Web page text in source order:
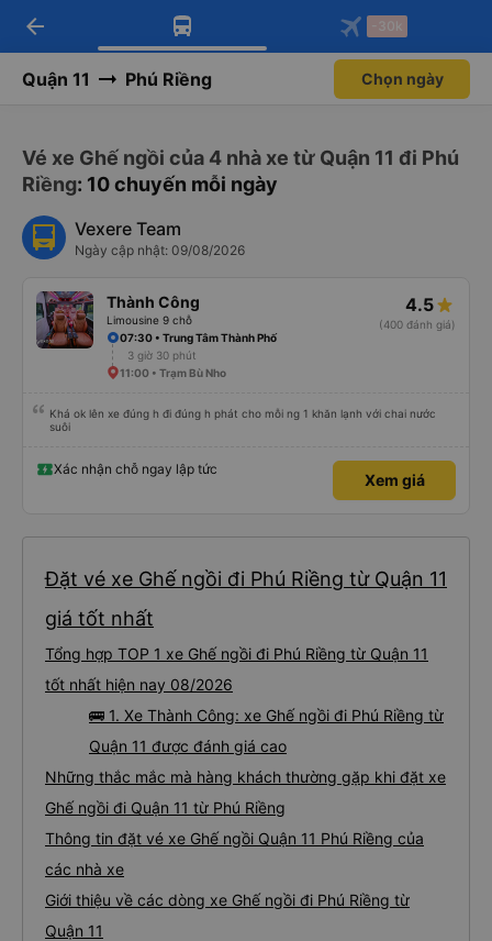
Tải app Vexere ngay!
Nhận ưu đãi thành viên độc
Mở app
Tải app Vexere
-30k/ghế khi đặt vé máy bay qua
Mở app
arrow_back -30k
Quận 11 Phú Riềng Chọn ngày
Vé xe Ghế ngồi của 4 nhà xe từ Quận 11 đi Phú
Riềng: 10 chuyến mỗi ngày
Vexere Team
Ngày cập nhật: 09/08/2026
Thành Công
Limousine 9 chỗ
4.5
(400 đánh giá)
07:30 • Trung Tâm Thành Phố
3 giờ 30 phút
11:00 • Trạm Bù Nho
Khá ok lên xe đúng h đi đúng h phát cho mỗi ng 1 khăn lạnh với chai nước
suôi
Xác nhận chỗ ngay lập tức
Xem giá
Đặt vé xe Ghế ngồi đi Phú Riềng từ Quận 11
giá tốt nhất
Tổng hợp TOP 1 xe Ghế ngồi đi Phú Riềng từ Quận 11
tốt nhất hiện nay 08/2026
🚌 1. Xe Thành Công: xe Ghế ngồi đi Phú Riềng từ
Quận 11 được đánh giá cao
Những thắc mắc mà hàng khách thường gặp khi đặt xe
Ghế ngồi đi Quận 11 từ Phú Riềng
Thông tin đặt vé xe Ghế ngồi Quận 11 Phú Riềng của
các nhà xe
Giới thiệu về các dòng xe Ghế ngồi đi Phú Riềng từ
Quận 11